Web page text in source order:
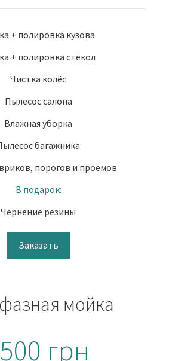
+ полировка кузова
+ полировка стёкол
Чистка колёс
Пылесос салона
Влажная уборка
багажника
порогов и проёмов
В подарок:
Чернение резины
Заказать
мойка
500 грн